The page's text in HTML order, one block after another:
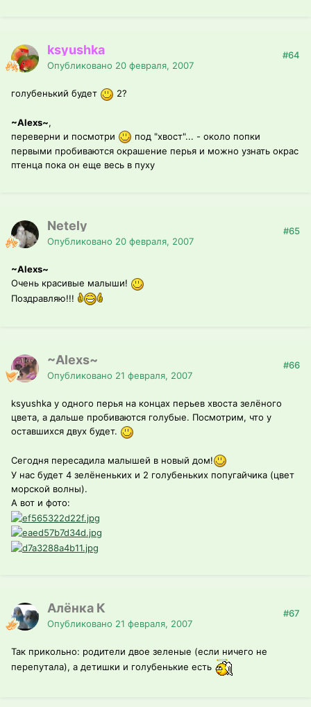
ksyushka
Опубликовано 20 февраля, 2007
#64
голубенький будет 2?
~Alexs~,
переверни и посмотри
под "хвост"... - около попки
первыми пробиваются окрашение перья и можно узнать окрас
птенца пока он еще весь в пуху
Netely
Опубликовано 20 февраля, 2007
#65
~Alexs~
Очень красивые малыши!
Поздравляю!!!
~Alexs~
Опубликовано 21 февраля, 2007
#66
ksyushka у одного перья на концах перьев хвоста зелёного
цвета, а дальше пробиваются голубые. Посмотрим, что у
оставшихся двух будет.
Сегодня пересадила малышей в новый дом!
У нас будет 4 зелёненьких и 2 голубеньких попугайчика (цвет
морской волны).
А вот и фото:
Алёнка К
Опубликовано 21 февраля, 2007
#67
Так прикольно: родители двое зеленые (если ничего не
перепутала), а детишки и голубенькие есть